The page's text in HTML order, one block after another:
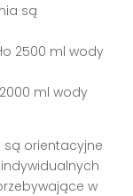
są
2500 ml wody
ml wody
orientacyjne
w